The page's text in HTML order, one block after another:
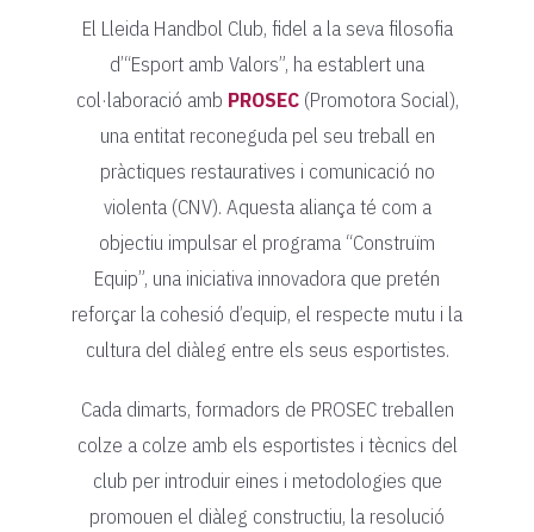
El Lleida Handbol Club, fidel a la seva filosofia
d’“Esport amb Valors”, ha establert una
col·laboració amb PROSEC (Promotora Social),
una entitat reconeguda pel seu treball en
pràctiques restauratives i comunicació no
violenta (CNV). Aquesta aliança té com a
objectiu impulsar el programa “Construïm
Equip”, una iniciativa innovadora que pretén
reforçar la cohesió d’equip, el respecte mutu i la
cultura del diàleg entre els seus esportistes.
Cada dimarts, formadors de PROSEC treballen
colze a colze amb els esportistes i tècnics del
club per introduir eines i metodologies que
promouen el diàleg constructiu, la resolució